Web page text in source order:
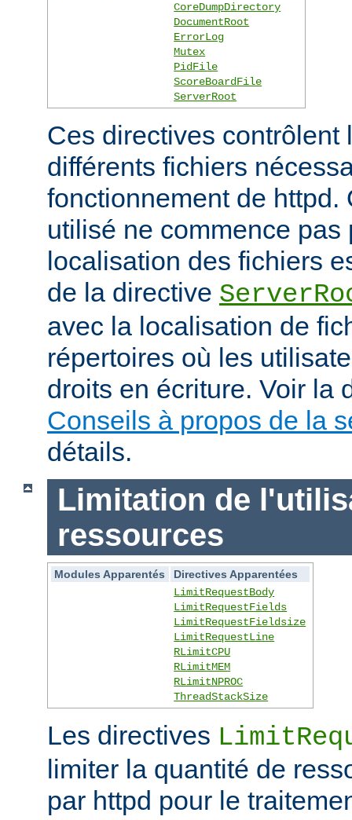
CoreDumpDirectory
DocumentRoot
ErrorLog
Mutex
PidFile
ScoreBoardFile
ServerRoot
Ces directives contrôlent
différents fichiers
fonctionnement de httpd.
utilisé ne commence pas
localisation des fichiers
de la directive
avec la localisation de
répertoires où les
droits en écriture. Voir la
Conseils à propos de la
détails.
Limitation de
ressources
Modules Apparentés
Directives Apparentées
LimitRequestBody
LimitRequestFields
LimitRequestFieldsize
LimitRequestLine
RLimitCPU
RLimitMEM
RLimitNPROC
ThreadStackSize
Les directives
limiter la quantité de
par httpd pour le